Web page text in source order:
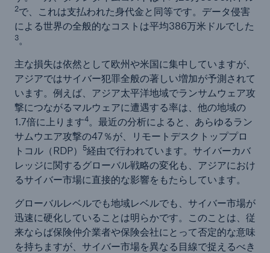
2で、これは支払われた身代金と同等です。データ侵害
による世界の全般的なコストは平均386万米ドルでした
3。
主な損失は依然として欧州や米国に集中していますが、
アジアではサイバー犯罪全般の著しい増加が予測されて
います。例えば、アジア太平洋地域でランサムウェア攻
撃につながるマルウェアに遭遇する率は、他の地域の
1.7倍に上ります4。最近の分析によると、あらゆるラン
サムウエア攻撃の47％が、リモートデスクトッププロ
トコル（RDP）
5経由で行われています。サイバーカバ
レッジに関するグローバル戦略の変化も、アジアにおけ
るサイバー市場に直接的な影響をもたらしています。
グローバルレベルでも地域レベルでも、サイバー市場が
迅速に硬化していることは明らかです。このことは、従
来ならば保険仲介業者や保険会社にとって否定的な意味
を持ちますが、サイバー市場を異なる目線で捉えるべき